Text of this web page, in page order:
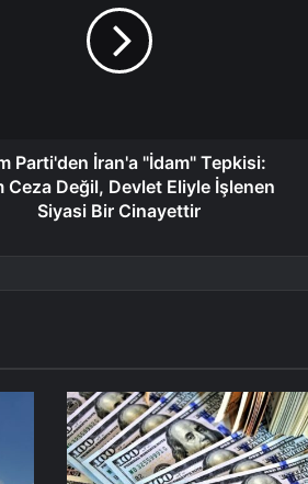
Parti'den İran'a "İdam" Tepkisi:
Ceza Değil, Devlet Eliyle İşlenen
Siyasi Bir Cinayettir